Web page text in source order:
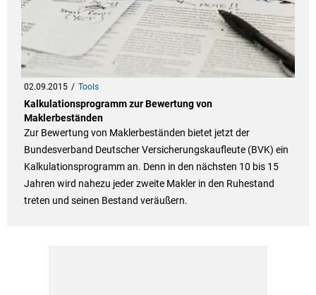
02.09.2015 Tools
Kalkulationsprogramm zur Bewertung von
Maklerbeständen
Zur Bewertung von Maklerbeständen bietet jetzt der
Bundesverband Deutscher Versicherungskaufleute (BVK) ein
Kalkulationsprogramm an. Denn in den nächsten 10 bis 15
Jahren wird nahezu jeder zweite Makler in den Ruhestand
treten und seinen Bestand veräußern.